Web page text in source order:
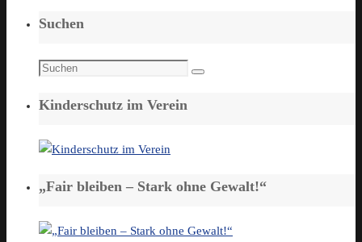
Suchen
Suchen
Suchen
Kinderschutz im Verein
„Fair bleiben – Stark ohne Gewalt!“